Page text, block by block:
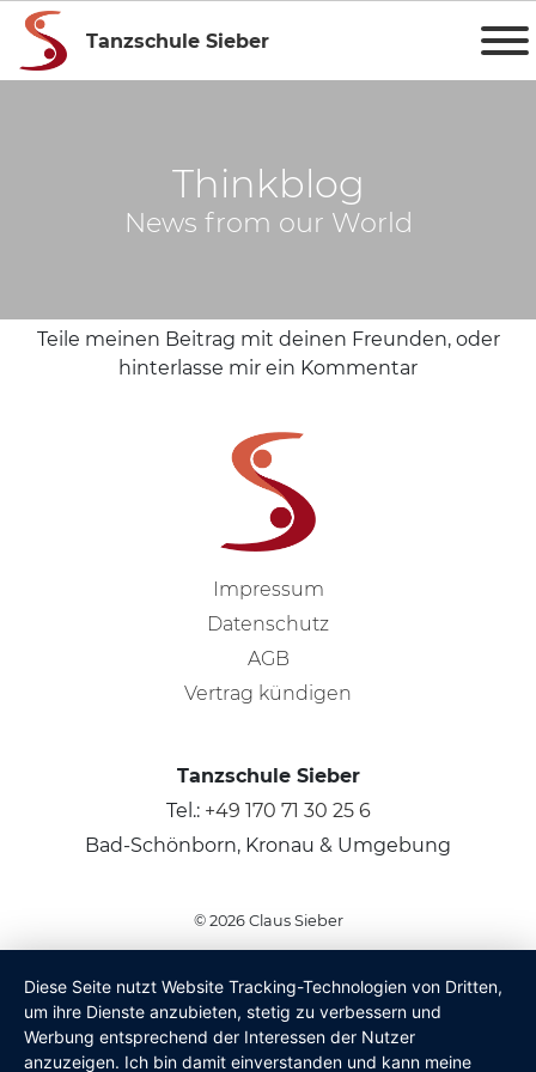
Tanzschule Sieber
Thinkblog
News from our World
Teile meinen Beitrag mit deinen Freunden, oder
hinterlasse mir ein Kommentar
Diese Seite nutzt Website Tracking-Technologien von Dritten,
um ihre Dienste anzubieten, stetig zu verbessern und
Werbung entsprechend der Interessen der Nutzer
anzuzeigen. Ich bin damit einverstanden und kann meine
Impressum
Datenschutz
AGB
Vertrag kündigen
Tanzschule Sieber
Tel.: +49 170 71 30 25 6
Bad-Schönborn, Kronau & Umgebung
© 2026 Claus Sieber